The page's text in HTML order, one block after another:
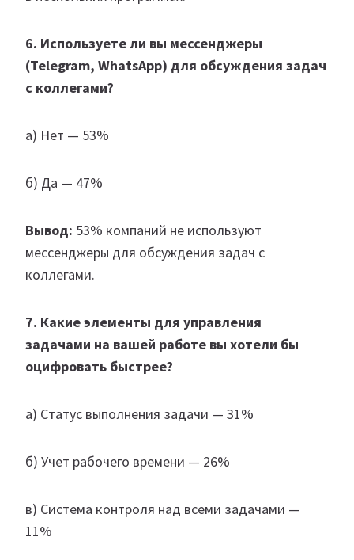
6. Используете ли вы мессенджеры
(Telegram, WhatsApp) для обсуждения задач
с коллегами?
а) Нет — 53%
б) Да — 47%
Вывод: 53% компаний не используют
мессенджеры для обсуждения задач с
коллегами.
7. Какие элементы для управления
задачами на вашей работе вы хотели бы
оцифровать быстрее?
а) Статус выполнения задачи — 31%
б) Учет рабочего времени — 26%
в) Система контроля над всеми задачами —
11%